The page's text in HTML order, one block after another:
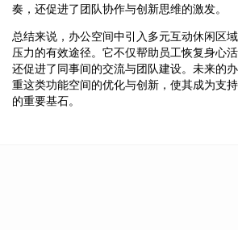
奏，还促进了团队协作与创新思维的激发。
总结来说，办公空间中引入多元互动休闲区
压力的有效途径。它不仅帮助员工恢复身心
还促进了同事间的交流与团队建设。未来的
重这类功能空间的优化与创新，使其成为支
的重要基石。